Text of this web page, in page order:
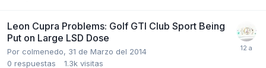
Leon Cupra Problems: Golf GTI Club Sport Being
Put on Large LSD Dose
Por colmenedo, 31 de Marzo del 2014
0 respuestas 1.3k visitas